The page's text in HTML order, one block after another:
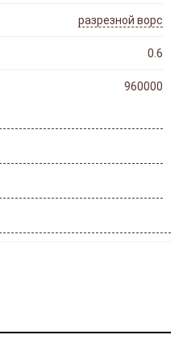
разрезной ворс
0.6
960000